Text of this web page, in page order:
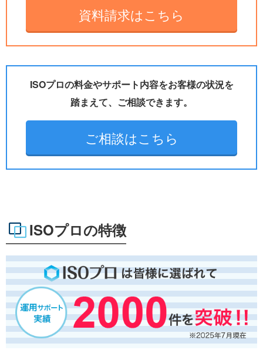
資料請求はこちら
ISOプロの料金やサポート内容をお客様の状況を
踏まえて、ご相談できます。
ご相談はこちら
ISOプロの特徴